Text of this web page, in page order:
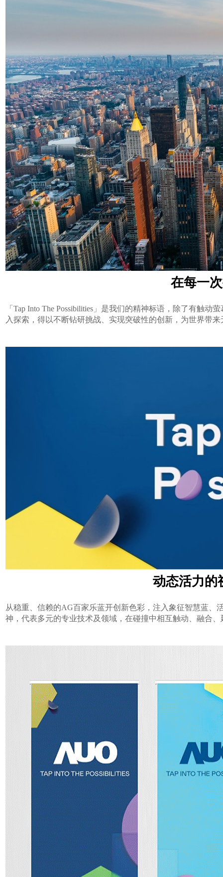
在每一
「Tap Into The Possibilities」是我们的精神标语，除了有触
入探索，得以不断钻研挑战、实现突破性的创新，为世界带
动态活力的
从稳重、信赖的AG百家乐蓝开创新色彩，注入象征智慧蓝、
神，代表多元的专业技术及领域，在碰撞中相互触动、融合